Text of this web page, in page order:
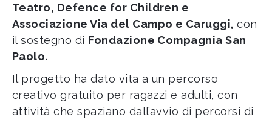
Teatro, Defence for Children e
Associazione Via del Campo e Caruggi,con
il sostegno di Fondazione Compagnia San
Paolo.
Il progetto ha dato vita a un percorso
creativo gratuito per ragazzi e adulti, con
attività che spaziano dall’avvio di percorsi di